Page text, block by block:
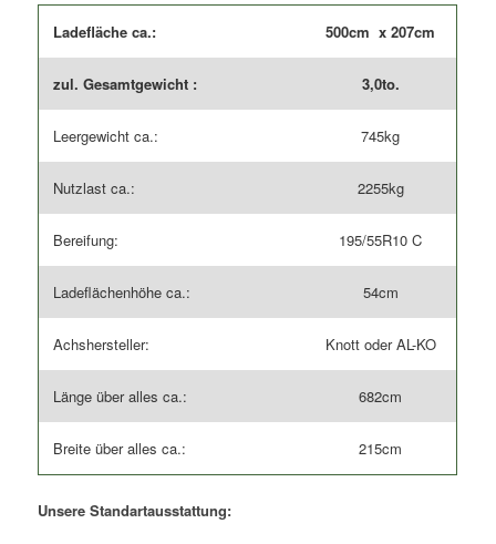
Ladefläche ca.: 500cm x 207cm
zul. Gesamtgewicht : 3,0to.
Leergewicht ca.: 745kg
Nutzlast ca.: 2255kg
Bereifung: 195/55R10 C
Ladeflächenhöhe ca.: 54cm
Achshersteller: Knott oder AL-KO
Länge über alles ca.: 682cm
Breite über alles ca.: 215cm
Unsere Standartausstattung: